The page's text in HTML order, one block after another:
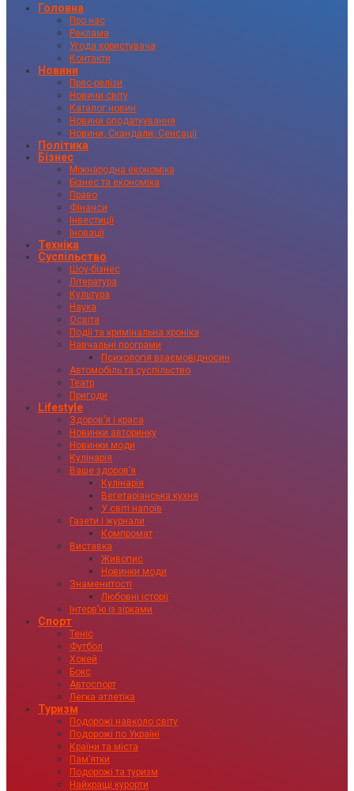
Головна
Про нас
Реклама
Угода користувача
Контакти
Новини
Прес-релізи
Новини світу
Каталог новин
Новини оподаткування
Новини, Скандали, Сенсації
Політика
Бізнес
Міжнародна економіка
Бізнес та економіка
Право
Фінанси
Інвестиції
Іновації
Техніка
Суспільство
Шоу-бізнес
Література
Культура
Наука
Освіта
Події та кримінальна хроніка
Навчальні програми
Психологія взаємовідносин
Автомобіль та суспільство
Театр
Пригоди
Lifestyle
Здоровʼя і краса
Новинки авторинку
Новинки моди
Кулінарія
Ваше здоровʼя
Кулінарія
Вегетаріанська кухня
У світі напоїв
Газети і журнали
Компромат
Виставка
Живопис
Новинки моди
Знаменитості
Любовні історії
Інтервʼю із зірками
Спорт
Теніс
Футбол
Хокей
Бокс
Автоспорт
Легка атлетіка
Туризм
Подорожі навколо світу
Подорожі по Україні
Країни та міста
Пам’ятки
Подорожі та туризм
Найкращі курорти